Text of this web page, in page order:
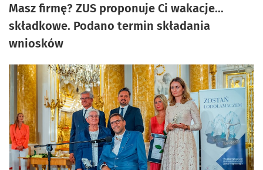
Masz firmę? ZUS proponuje Ci wakacje…
składkowe. Podano termin składania
wniosków